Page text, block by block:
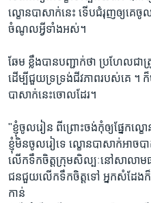
ល្ខោនបាសាក់នេះ ទើបជំរុញឲ្យគេ
ចំណូលអ្វីទាំងអស់។
ឆែម ខ្លឹងបានបញ្ជាក់ថា ប្រហែលជា
ដើម្បីជួយទ្រទ្រង់ជីវភាពរបស់គេ ។
បាសាក់នេះចោលដែរ។
"ខ្ញុំចូលរៀន ពីព្រោះចង់កុំឲ្យផ្នែកល្ខ
ខ្ញុំមិនចូលរៀទេ ល្ខោនបាសាក់អា
លើកទឹកចិត្តក្រុមសិល្បៈនៅសាលា
ជនជួយលើកទឹកចិត្តទៅ អ្នកសំដែងក៏
កាន់